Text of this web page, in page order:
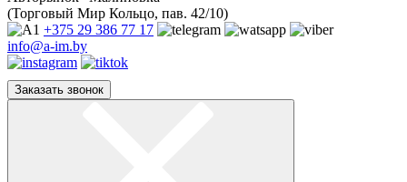
(Торговый Мир Кольцо, пав. 42/10)
+375 29 386 77 17
info@a-im.by
Заказать звонок